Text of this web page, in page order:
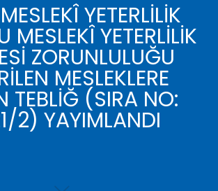
YETERLİLİK
MESLEKÎ YETERLİLİK
ZORUNLULUĞU
MESLEKLERE
TEBLİĞ (SIRA NO:
2) YAYIMLANDI